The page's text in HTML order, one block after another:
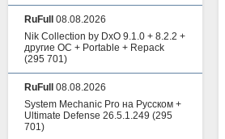
RuFull
08.08.2026
Nik Collection by DxO 9.1.0 + 8.2.2 +
другие ОС + Portable + Repack
(295 701)
RuFull
08.08.2026
System Mechanic Pro на Русском +
Ultimate Defense 26.5.1.249 (295
701)